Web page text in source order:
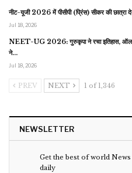
नीट-यूजी 2026 में पीसीपी (प्रिंस) सीकर की छात्रा
Jul 18, 2026
NEET-UG 2026: गुरुकृपा ने रचा इतिहास, ऑल
ने…
Jul 18, 2026
PREV NEXT 1 of 1,346
NEWSLETTER
Get the best of world
daily